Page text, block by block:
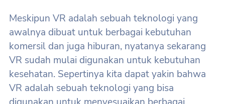
Meskipun VR adalah sebuah teknologi yang
awalnya dibuat untuk berbagai kebutuhan
komersil dan juga hiburan, nyatanya sekarang
VR sudah mulai digunakan untuk kebutuhan
kesehatan. Sepertinya kita dapat yakin bahwa
VR adalah sebuah teknologi yang bisa